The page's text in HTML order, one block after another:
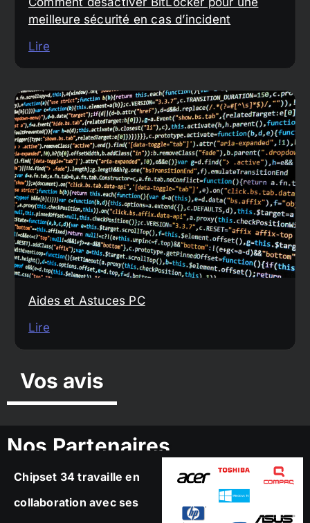
meilleure sécurité en cas d’incident
Lire
Aides et Astuces PC
Lire
Vos avis
Nos Partenaires
Chipset 34 travaille en
collaboration avec ses